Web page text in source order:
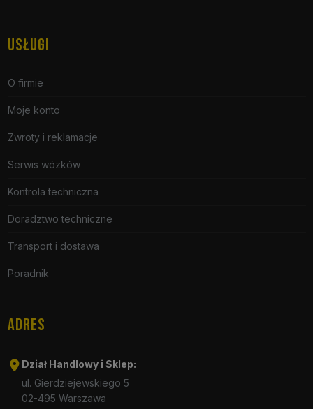
USŁUGI
O firmie
Moje konto
Zwroty i reklamacje
Serwis wózków
Kontrola techniczna
Doradztwo techniczne
Transport i dostawa
Poradnik
ADRES
Dział Handlowy i Sklep:
ul. Gierdziejewskiego 5
02-495 Warszawa